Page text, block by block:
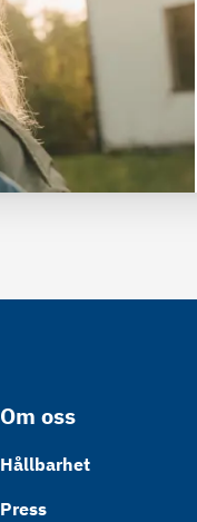
Om oss
Hållbarhet
Press